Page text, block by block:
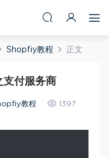
Shopfiy教程 正文
付服务商
教程 1397